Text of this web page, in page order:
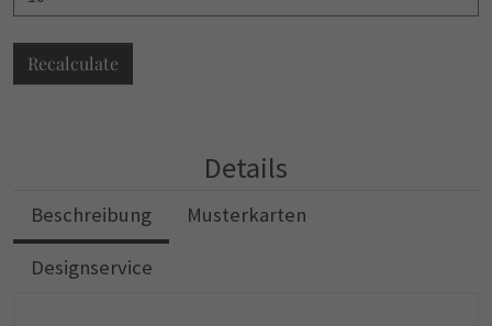
Recalculate
Details
Beschreibung Musterkarten
Designservice